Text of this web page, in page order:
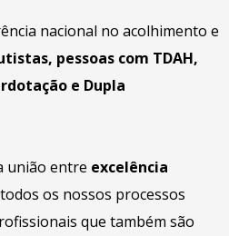
nacional no acolhimento e
pessoas com TDAH,
e Dupla
união entre excelência
os nossos processos
que também são